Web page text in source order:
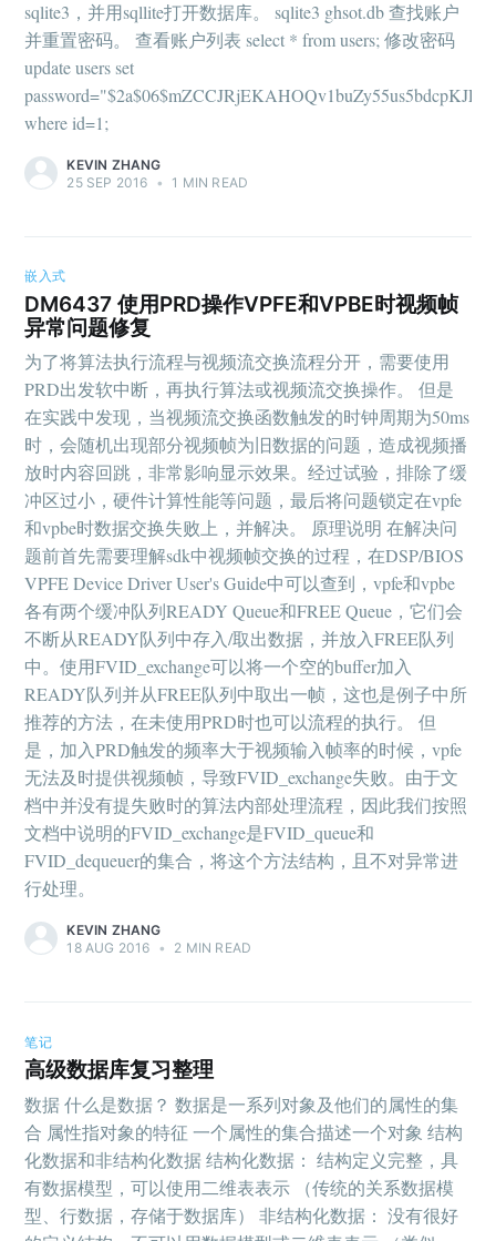
sqlite3，并用sqllite打开数据库。 sqlite3 ghsot.db 查找账户
并重置密码。 查看账户列表 select * from users; 修改密码
update users set
where id=1;
KEVIN ZHANG
25 SEP 2016 • 1 MIN READ
嵌入式
DM6437 使用PRD操作VPFE和VPBE时视频帧
异常问题修复
为了将算法执行流程与视频流交换流程分开，需要使用
PRD出发软中断，再执行算法或视频流交换操作。 但是
在实践中发现，当视频流交换函数触发的时钟周期为50ms
时，会随机出现部分视频帧为旧数据的问题，造成视频播
放时内容回跳，非常影响显示效果。经过试验，排除了缓
冲区过小，硬件计算性能等问题，最后将问题锁定在vpfe
和vpbe时数据交换失败上，并解决。 原理说明 在解决问
题前首先需要理解sdk中视频帧交换的过程，在DSP/BIOS
VPFE Device Driver User's Guide中可以查到，vpfe和vpbe
各有两个缓冲队列READY Queue和FREE Queue，它们会
不断从READY队列中存入/取出数据，并放入FREE队列
中。使用FVID_exchange可以将一个空的buffer加入
READY队列并从FREE队列中取出一帧，这也是例子中所
推荐的方法，在未使用PRD时也可以流程的执行。 但
是，加入PRD触发的频率大于视频输入帧率的时候，vpfe
无法及时提供视频帧，导致FVID_exchange失败。由于文
档中并没有提失败时的算法内部处理流程，因此我们按照
文档中说明的FVID_exchange是FVID_queue和
FVID_dequeuer的集合，将这个方法结构，且不对异常进
行处理。
KEVIN ZHANG
18 AUG 2016 • 2 MIN READ
笔记
高级数据库复习整理
数据 什么是数据？ 数据是一系列对象及他们的属性的集
合 属性指对象的特征 一个属性的集合描述一个对象 结构
化数据和非结构化数据 结构化数据： 结构定义完整，具
有数据模型，可以使用二维表表示 （传统的关系数据模
型、行数据，存储于数据库） 非结构化数据： 没有很好